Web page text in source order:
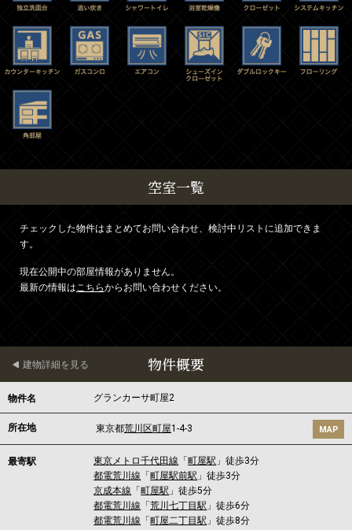
空室一覧
チェックした物件はまとめてお問い合わせ、検討中リストに追加できま
す。
現在公開中の部屋情報がありません。
最新の情報はこちらからお問い合わせください。
物件概要
建物詳細を見る
物件名 グランカーサ町屋2
所在地 東京都荒川区町屋1-4-3 MAP
最寄駅 東京メトロ千代田線 「町屋駅 」徒歩3分
都電荒川線 「町屋駅前駅 」徒歩3分
京成本線 「町屋駅 」徒歩5分
都電荒川線 「荒川七丁目駅 」徒歩6分
都電荒川線 「町屋二丁目駅 」徒歩8分